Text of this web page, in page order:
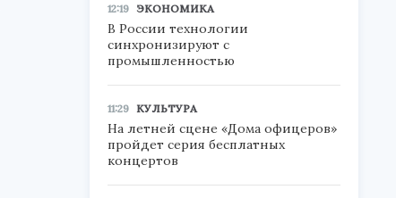
12:19 ЭКОНОМИКА
В России технологии
синхронизируют с
промышленностью
11:29 КУЛЬТУРА
На летней сцене «Дома офицеров»
пройдет серия бесплатных
концертов